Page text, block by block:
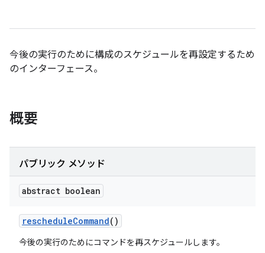
今後の実行のために構成のスケジュールを再設定するため
のインターフェース。
概要
パブリック メソッド
abstract boolean
rescheduleCommand()
今後の実行のためにコマンドを再スケジュールします。